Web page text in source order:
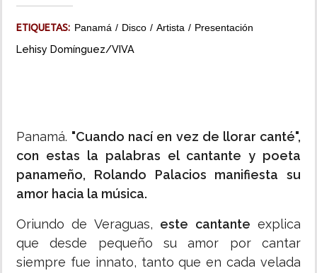
ETIQUETAS: Panamá Disco Artista Presentación
Lehisy Domínguez/VIVA
Panamá. "Cuando nací en vez de llorar canté",
con estas la palabras el cantante y poeta
panameño, Rolando Palacios manifiesta su
amor hacia la música.
Oriundo de Veraguas, este cantante explica
que desde pequeño su amor por cantar
siempre fue innato, tanto que en cada velada